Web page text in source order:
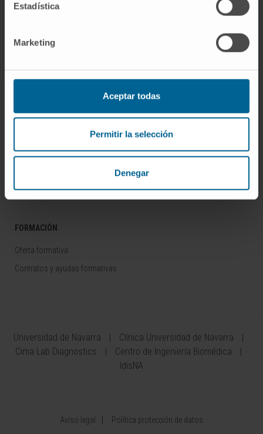
Estadística
Marketing
Aceptar todas
Permitir la selección
Denegar
Actividad científica
Desarrollo de fármacos / Pipelines
Emprendimiento / Spin off
Área del Inversor
FORMACIÓN
Oferta formativa
Contratos y ayudas formativas
Universidad de Navarra
Clínica Universidad de Navarra
Cima Lab Diagnostics
Centro de Ingeniería Biomédica
IdisNA
Aviso legal Política protección de datos